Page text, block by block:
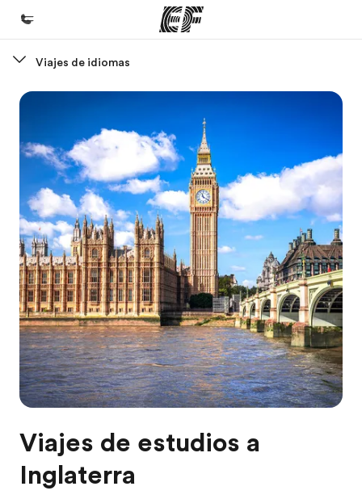
Bienvenido a EF
Ver todo lo que hacemos
Oficinas
Encuentra una oficina
Sobre nosotros
Quiénes somos
Trabajos
Únete al equipo
Viajes de idiomas
Viajes de estudios a
Inglaterra